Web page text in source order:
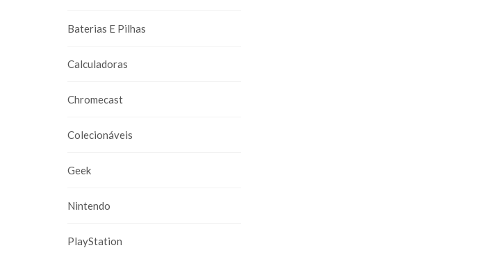
Baterias E Pilhas
Calculadoras
Chromecast
Colecionáveis
Geek
Nintendo
PlayStation